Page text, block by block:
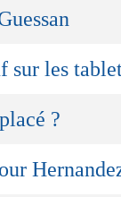
sur les
?